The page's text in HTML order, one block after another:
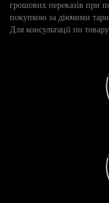
грошових переказів при
покупкою за діючими
Для консультації по